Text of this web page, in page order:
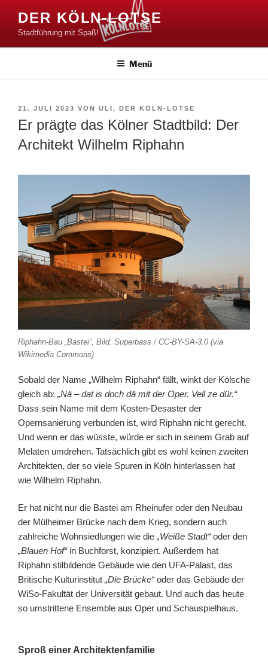
Inhalt
springen
DER KÖLN-LOTSE
Stadtführung mit Spaß!
Menü
VERÖFFENTLICHT
AM
21. JULI 2023 VON ULI, DER KÖLN-LOTSE
Er prägte das Kölner Stadtbild: Der
Architekt Wilhelm Riphahn
Riphahn-Bau „Bastei“, Bild: Superbass / CC-BY-SA-3.0 (via
Wikimedia Commons)
Sobald der Name „Wilhelm Riphahn“ fällt, winkt der Kölsche
gleich ab: „Nä – dat is doch dä mit der Oper. Vell ze dür.“
Dass sein Name mit dem Kosten-Desaster der
Opernsanierung verbunden ist, wird Riphahn nicht gerecht.
Und wenn er das wüsste, würde er sich in seinem Grab auf
Melaten umdrehen. Tatsächlich gibt es wohl keinen zweiten
Architekten, der so viele Spuren in Köln hinterlassen hat
wie Wilhelm Riphahn.
Er hat nicht nur die Bastei am Rheinufer oder den Neubau
der Mülheimer Brücke nach dem Krieg, sondern auch
zahlreiche Wohnsiedlungen wie die „Weiße Stadt“oder den
„Blauen Hof“in Buchforst, konzipiert. Außerdem hat
Riphahn stilbildende Gebäude wie den UFA-Palast, das
Britische Kulturinstitut „Die Brücke“oder das Gebäude der
WiSo-Fakultät der Universität gebaut. Und auch das heute
so umstrittene Ensemble aus Oper und Schauspielhaus.
Sproß einer Architektenfamilie